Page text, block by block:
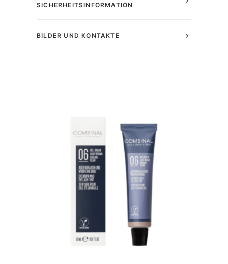
SICHERHEITSINFORMATION
BILDER UND KONTAKTE